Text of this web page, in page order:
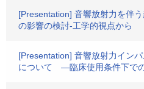
[Presentation] 音響放射力を伴
の影響の検討-工学的視点から
[Presentation] 音響放射力イン
について ―臨床使用条件下で